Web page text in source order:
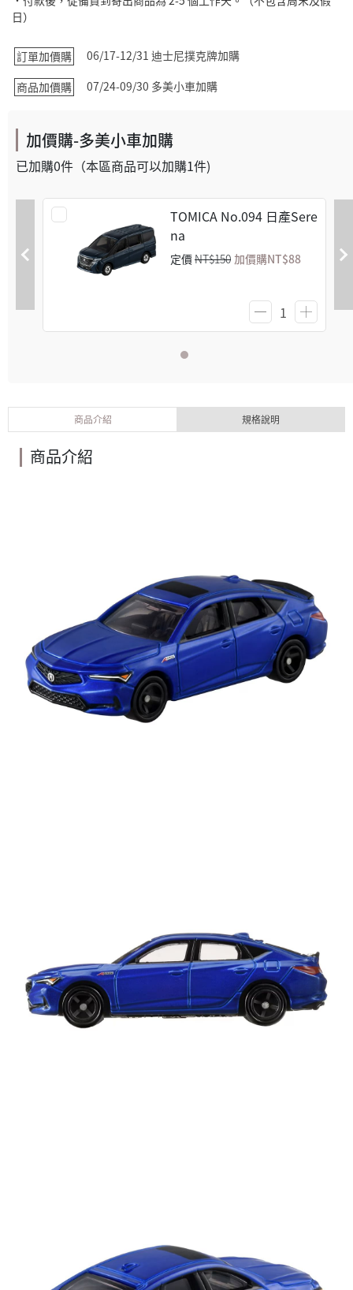
日）
訂單加價購
06/17-12/31 迪士尼撲克牌加購
商品加價購
07/24-09/30 多美小車加購
加價購-多美小車加購
已加購0件 （本區商品可以加購1件)
TOMICA No.094 日產Sere
na
定價NT$150 加價購NT$88
商品介紹 規格說明
商品介紹